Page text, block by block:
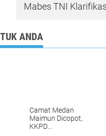
Mabes TNI
ANDA
Camat Medan
Maimun Dicopot,
KKPD